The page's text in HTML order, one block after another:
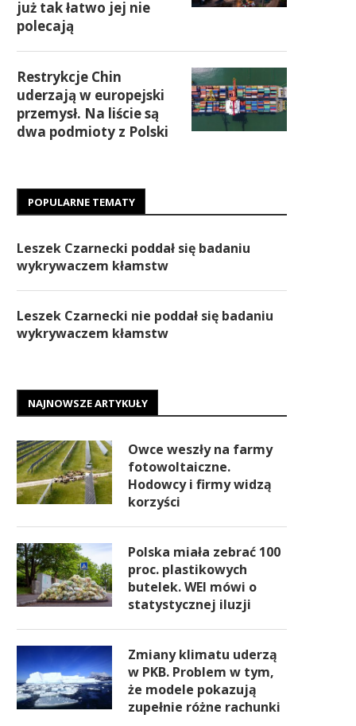
już tak łatwo jej nie
polecają
Restrykcje Chin
uderzają w europejski
przemysł. Na liście są
dwa podmioty z Polski
POPULARNE TEMATY
Leszek Czarnecki poddał się badaniu
wykrywaczem kłamstw
Leszek Czarnecki nie poddał się badaniu
wykrywaczem kłamstw
NAJNOWSZE ARTYKUŁY
Owce weszły na farmy
fotowoltaiczne.
Hodowcy i firmy widzą
korzyści
Polska miała zebrać 100
proc. plastikowych
butelek. WEI mówi o
statystycznej iluzji
Zmiany klimatu uderzą
w PKB. Problem w tym,
że modele pokazują
zupełnie różne rachunki